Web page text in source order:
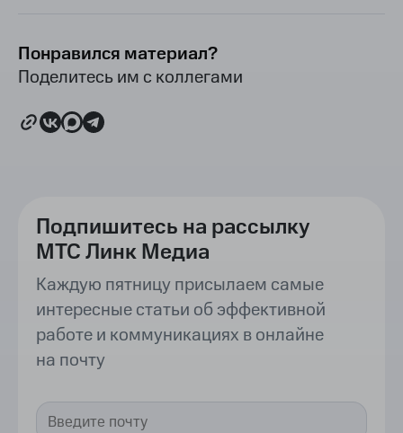
Понравился материал?
Поделитесь им с коллегами
Подпишитесь на рассылку
МТС Линк Медиа
Каждую пятницу присылаем самые
интересные статьи об эффективной
работе и коммуникациях в онлайне
на почту